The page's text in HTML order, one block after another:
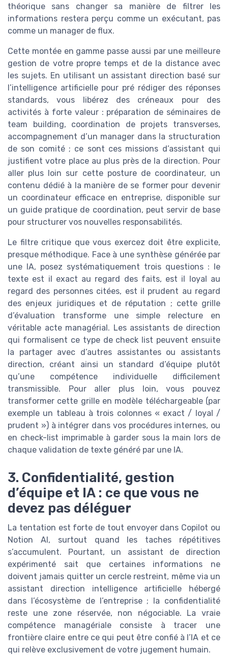
théorique sans changer sa manière de filtrer les
informations restera perçu comme un exécutant, pas
comme un manager de flux.
Cette montée en gamme passe aussi par une meilleure
gestion de votre propre temps et de la distance avec
les sujets. En utilisant un assistant direction basé sur
l’intelligence artificielle pour pré rédiger des réponses
standards, vous libérez des créneaux pour des
activités à forte valeur : préparation de séminaires de
team building, coordination de projets transverses,
accompagnement d’un manager dans la structuration
de son comité ; ce sont ces missions d’assistant qui
justifient votre place au plus près de la direction. Pour
aller plus loin sur cette posture de coordinateur, un
contenu dédié à la manière de se former pour devenir
un coordinateur efficace en entreprise, disponible sur
un guide pratique de coordination, peut servir de base
pour structurer vos nouvelles responsabilités.
Le filtre critique que vous exercez doit être explicite,
presque méthodique. Face à une synthèse générée par
une IA, posez systématiquement trois questions : le
texte est il exact au regard des faits, est il loyal au
regard des personnes citées, est il prudent au regard
des enjeux juridiques et de réputation ; cette grille
d’évaluation transforme une simple relecture en
véritable acte managérial. Les assistants de direction
qui formalisent ce type de check list peuvent ensuite
la partager avec d’autres assistantes ou assistants
direction, créant ainsi un standard d’équipe plutôt
qu’une compétence individuelle difficilement
transmissible. Pour aller plus loin, vous pouvez
transformer cette grille en modèle téléchargeable (par
exemple un tableau à trois colonnes « exact / loyal /
prudent ») à intégrer dans vos procédures internes, ou
en check-list imprimable à garder sous la main lors de
chaque validation de texte généré par une IA.
3. Confidentialité, gestion
d’équipe et IA : ce que vous ne
devez pas déléguer
La tentation est forte de tout envoyer dans Copilot ou
Notion AI, surtout quand les taches répétitives
s’accumulent. Pourtant, un assistant de direction
expérimenté sait que certaines informations ne
doivent jamais quitter un cercle restreint, même via un
assistant direction intelligence artificielle hébergé
dans l’écosystème de l’entreprise ; la confidentialité
reste une zone réservée, non négociable. La vraie
compétence managériale consiste à tracer une
frontière claire entre ce qui peut être confié à l’IA et ce
qui relève exclusivement de votre jugement humain.